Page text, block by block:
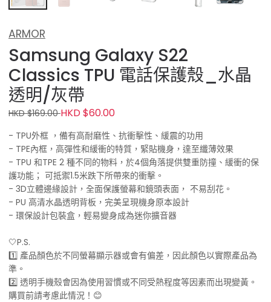
ARMOR
Samsung Galaxy S22
Classics TPU 電話保護殼_水晶
透明/灰帶
HKD $169.00HKD $60.00
- TPU外框 ，備有高耐磨性、抗衝擊性、緩震的功用
- TPE內框，高彈性和緩衝的特質，緊貼機身，達至纖薄效果
- TPU 和TPE 2 種不同的物料，於4個角落提供雙重防撞、緩衝的保
護功能； 可抵禦1.5米跌下所帶來的衝擊。
- 3D立體邊緣設計，全面保護螢幕和鏡頭表面， 不易刮花。
- PU 高清水晶透明背板，完美呈現機身原本設計
- 環保設計包裝盒，輕易變身成為迷你擴音器
🤍P.S.
1️⃣ 產品顏色於不同螢幕顯示器或會有偏差，因此顏色以實際產品為
準。
2️⃣ 透明手機殼會因為使用習慣或不同受熱程度等因素而出現變黃。
購買前請考慮此情況！😊